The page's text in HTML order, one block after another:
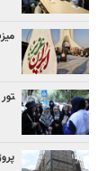
میزبانی ۱۰ هزار نفری
‍تور